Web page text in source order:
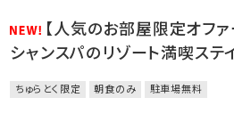
【人気のお部屋限定オフ
シャンスパのリゾート満喫ステ
ちゅらとく限定 朝食のみ 駐車場無料